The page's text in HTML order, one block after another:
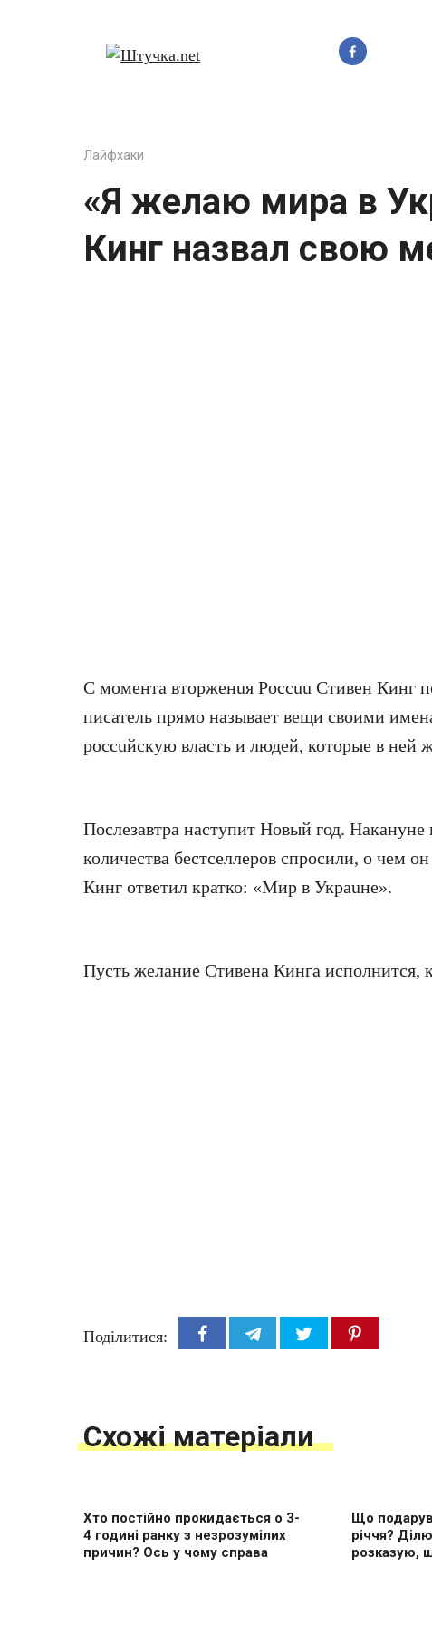
Лайфхаки
«Я желаю мира в
Кинг назвал свою
С момента втopженuя Poccuu Стивен Кинг
писатель прямо называет вещи своими
poccuйскую власть и людей, которые в ней
Послезавтра наступит Новый год. Накануне
количества бестселлеров спросили, о чем
Кинг ответил кратко: «Мир в Украuне».
Пусть желание Стивена Кинга исполнится,
Поділитися:
Схожі матеріали
Хто постійно прокидається о 3-
4 годині ранку з незрозумілих
причин? Ось у чому справа
Що
річчя?
розказую,